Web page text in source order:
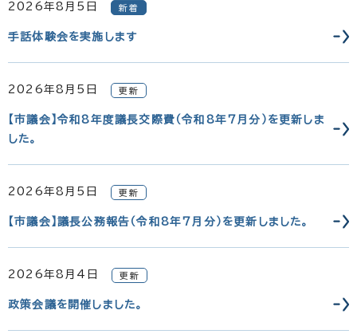
2026年8月5日 新着
手話体験会を実施します
2026年8月5日 更新
【市議会】令和8年度議長交際費（令和8年7月分）を更新しま
した。
2026年8月5日 更新
【市議会】議長公務報告（令和8年7月分）を更新しました。
2026年8月4日 更新
政策会議を開催しました。